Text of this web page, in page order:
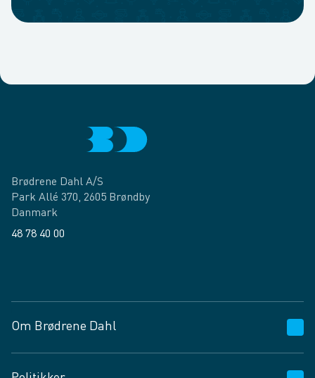
Brødrene Dahl A/S
Park Allé 370, 2605 Brøndby
Danmark
48 78 40 00
Om Brødrene Dahl